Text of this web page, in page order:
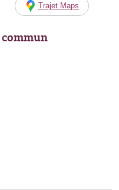
Trajet Maps